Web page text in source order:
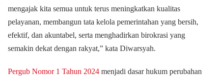
mengajak kita semua untuk terus meningkatkan kualitas
pelayanan, membangun tata kelola pemerintahan yang bersih,
efektif, dan akuntabel, serta menghadirkan birokrasi yang
semakin dekat dengan rakyat,” kata Diwarsyah.
Pergub Nomor 1 Tahun 2024 menjadi dasar hukum perubahan